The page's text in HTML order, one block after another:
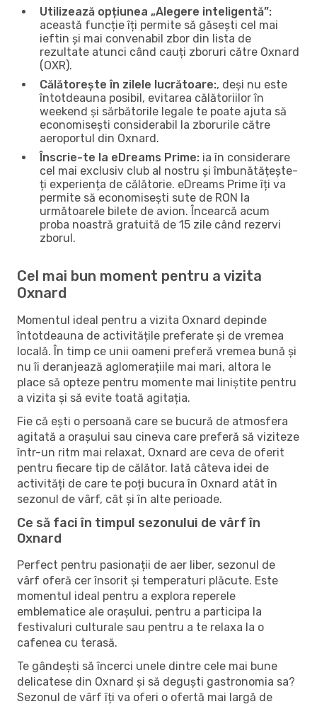
Utilizează opțiunea „Alegere inteligentă”:
această funcție îți permite să găsești cel mai
ieftin și mai convenabil zbor din lista de
rezultate atunci când cauți zboruri către Oxnard
(OXR).
Călătorește în zilele lucrătoare:, deși nu este
întotdeauna posibil, evitarea călătoriilor în
weekend și sărbătorile legale te poate ajuta să
economisești considerabil la zborurile către
aeroportul din Oxnard.
Înscrie-te la eDreams Prime: ia în considerare
cel mai exclusiv club al nostru și îmbunătățește-
ți experiența de călătorie. eDreams Prime îți va
permite să economisești sute de RON la
următoarele bilete de avion. Încearcă acum
proba noastră gratuită de 15 zile când rezervi
zborul.
Cel mai bun moment pentru a vizita
Oxnard
Momentul ideal pentru a vizita Oxnard depinde
întotdeauna de activitățile preferate și de vremea
locală. În timp ce unii oameni preferă vremea bună și
nu îi deranjează aglomerațiile mai mari, altora le
place să opteze pentru momente mai liniștite pentru
a vizita și să evite toată agitația.
Fie că ești o persoană care se bucură de atmosfera
agitată a orașului sau cineva care preferă să viziteze
într-un ritm mai relaxat, Oxnard are ceva de oferit
pentru fiecare tip de călător. Iată câteva idei de
activități de care te poți bucura în Oxnard atât în ​​
sezonul de vârf, cât și în alte perioade.
Ce să faci în timpul sezonului de vârf în
Oxnard
Perfect pentru pasionații de aer liber, sezonul de
vârf oferă cer însorit și temperaturi plăcute. Este
momentul ideal pentru a explora reperele
emblematice ale orașului, pentru a participa la
festivaluri culturale sau pentru a te relaxa la o
cafenea cu terasă.
Te gândești să încerci unele dintre cele mai bune
delicatese din Oxnard și să deguști gastronomia sa?
Sezonul de vârf îți va oferi o ofertă mai largă de